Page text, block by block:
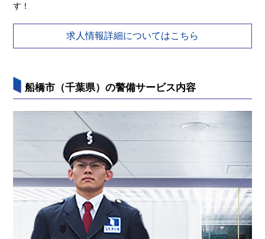
す！
求人情報詳細についてはこちら
船橋市（千葉県）の警備サービス内容